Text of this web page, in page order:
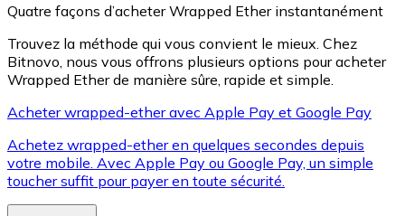
XRP
XRP
Quatre façons d’acheter Wrapped Ether instantanément
Trouvez la méthode qui vous convient le mieux. Chez
Bitnovo, nous vous offrons plusieurs options pour acheter
Wrapped Ether de manière sûre, rapide et simple.
Acheter wrapped-ether avec Apple Pay et Google Pay
Achetez wrapped-ether en quelques secondes depuis
votre mobile. Avec Apple Pay ou Google Pay, un simple
toucher suffit pour payer en toute sécurité.